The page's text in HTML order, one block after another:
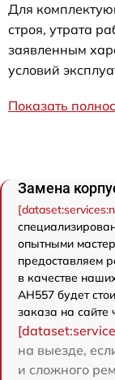
Для
строя, утрата
заявленным
условий
Показать
Замена
опытными
предоставляем
в качестве
AH557 будет
заказа на сайте
на выезде,
и сложного